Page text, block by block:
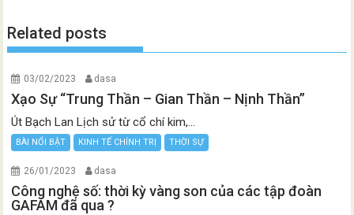
Related posts
03/02/2023 dasa
Xạo Sự “Trung Thần – Gian Thần – Nịnh Thần”
Út Bạch Lan Lịch sử từ cổ chí kim,...
BÀI NỔI BẬT KINH TẾ CHÍNH TRỊ THỜI SỰ
26/01/2023 dasa
Công nghệ số: thời kỳ vàng son của các tập đoàn
GAFAM đã qua ?